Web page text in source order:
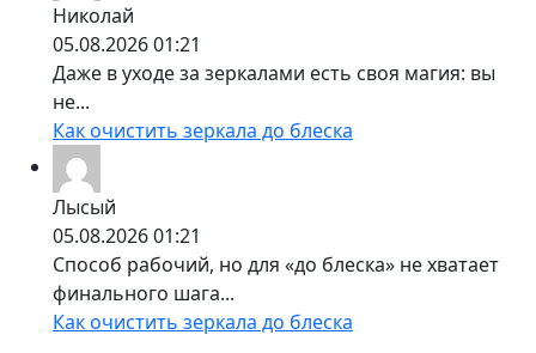
Николай
05.08.2026 01:21
Даже в уходе за зеркалами есть своя магия: вы
не...
Как очистить зеркала до блеска
Лысый
05.08.2026 01:21
Способ рабочий, но для «до блеска» не хватает
финального шага...
Как очистить зеркала до блеска